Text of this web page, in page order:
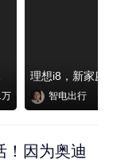
智电出行
！因为奥迪